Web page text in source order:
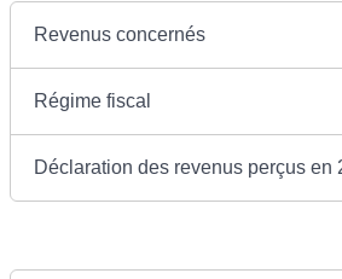
Revenus concernés
Régime fiscal
Déclaration des revenus perçus en